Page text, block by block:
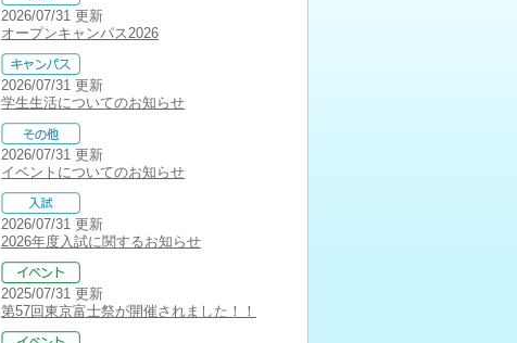
2026/07/31 更新
オープンキャンパス2026
2026/07/31 更新
学生生活についてのお知らせ
2026/07/31 更新
イベントについてのお知らせ
2026/07/31 更新
2026年度入試に関するお知らせ
2025/07/31 更新
第57回東京富士祭が開催されました！！